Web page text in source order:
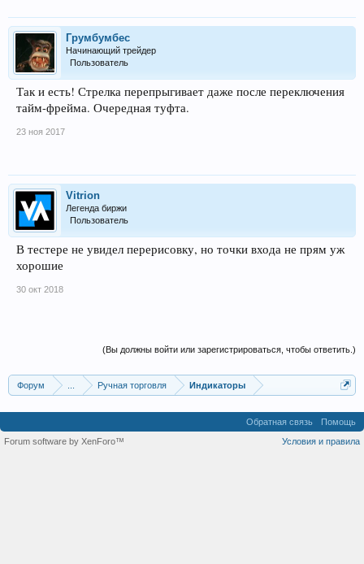
Грумбумбес
Начинающий трейдер
Пользователь
Так и есть! Стрелка перепрыгивает даже после переключения
тайм-фрейма. Очередная туфта.
23 ноя 2017
Vitrion
Легенда биржи
Пользователь
В тестере не увидел перерисовку, но точки входа не прям уж
хорошие
30 окт 2018
(Вы должны войти или зарегистрироваться, чтобы ответить.)
Форум Ручная торговля Индикаторы
Обратная связь
Помощь
Условия и правила
Forum software by XenForo™